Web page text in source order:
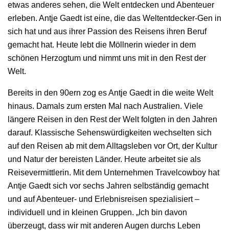
etwas anderes sehen, die Welt entdecken und Abenteuer
erleben. Antje Gaedt ist eine, die das Weltentdecker-Gen in
sich hat und aus ihrer Passion des Reisens ihren Beruf
gemacht hat. Heute lebt die Möllnerin wieder in dem
schönen Herzogtum und nimmt uns mit in den Rest der
Welt.
Bereits in den 90ern zog es Antje Gaedt in die weite Welt
hinaus. Damals zum ersten Mal nach Australien. Viele
längere Reisen in den Rest der Welt folgten in den Jahren
darauf. Klassische Sehenswürdigkeiten wechselten sich
auf den Reisen ab mit dem Alltagsleben vor Ort, der Kultur
und Natur der bereisten Länder. Heute arbeitet sie als
Reisevermittlerin. Mit dem Unternehmen Travelcowboy hat
Antje Gaedt sich vor sechs Jahren selbständig gemacht
und auf Abenteuer- und Erlebnisreisen spezialisiert –
individuell und in kleinen Gruppen. „Ich bin davon
überzeugt, dass wir mit anderen Augen durchs Leben